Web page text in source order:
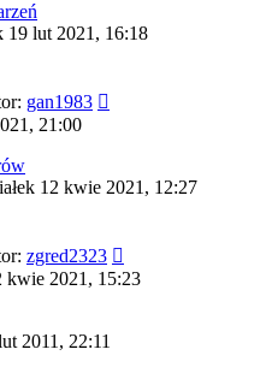
19 lut 2021, 16:18
gan1983
21:00
12 kwie 2021, 12:27
zgred2323
kwie 2021, 15:23
2011, 22:11